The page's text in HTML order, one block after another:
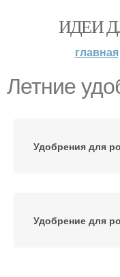
ИДЕИ
главная
Летние
Удобрения для
Удобрение для